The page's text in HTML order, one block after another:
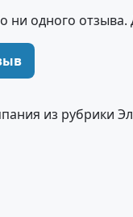
ни одного
из рубрики